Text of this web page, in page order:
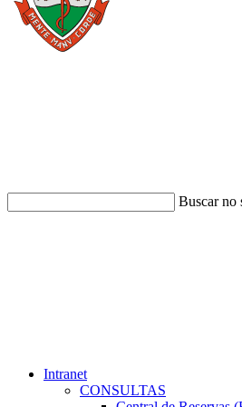
Buscar no
Intranet
CONSULTAS